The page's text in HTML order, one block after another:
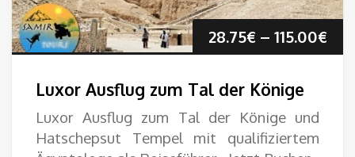
28.75€ – 115.00€
Luxor Ausflug zum Tal der Könige
Luxor Ausflug zum Tal der Könige und
Hatschepsut Tempel mit qualifiziertem